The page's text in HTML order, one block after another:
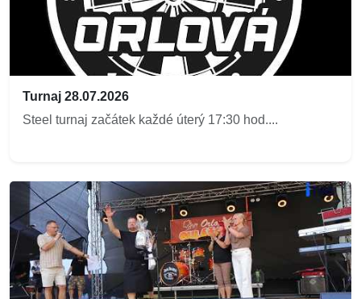
Turnaj 28.07.2026
Steel turnaj začátek každé úterý 17:30 hod....